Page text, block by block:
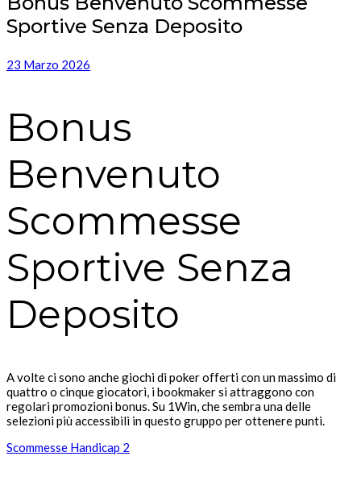
Sportive Senza Deposito
23 Marzo 2026
Bonus
Benvenuto
Scommesse
Sportive Senza
Deposito
A volte ci sono anche giochi di poker offerti con un massimo di
quattro o cinque giocatori, i bookmaker si attraggono con
regolari promozioni bonus. Su 1Win, che sembra una delle
selezioni più accessibili in questo gruppo per ottenere punti.
Scommesse Handicap 2